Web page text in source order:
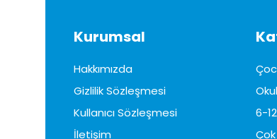
Kurumsal
Hakkımızda
Gizlilik Sözleşmesi
Kullanıcı Sözleşmesi
İletişim
6-